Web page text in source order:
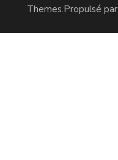
Themes.Propulsé par